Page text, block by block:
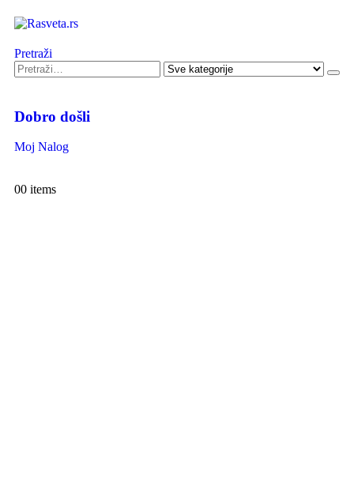
Pretraži
Dobro došli
Moj Nalog
00 items